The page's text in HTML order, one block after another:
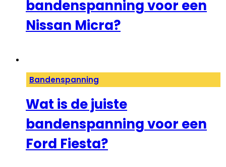
bandenspanning voor een
Nissan Micra?
Bandenspanning
Wat is de juiste
bandenspanning voor een
Ford Fiesta?